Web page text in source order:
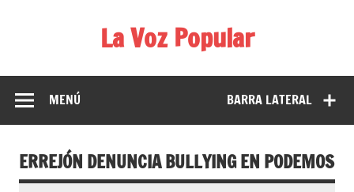
La Voz Popular
para reírse de las verdaderas.
BARRA LATERAL
MENÚ
ERREJÓN DENUNCIA BULLYING EN PODEMOS